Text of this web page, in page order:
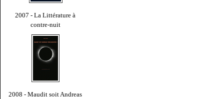
2007 - La Littérature à
contre-nuit
2008 - Maudit soit Andreas